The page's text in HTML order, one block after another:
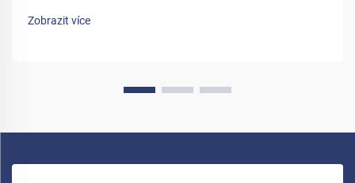
Zobrazit více